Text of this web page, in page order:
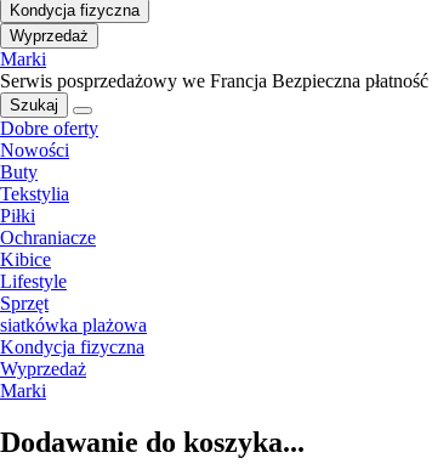
Kondycja fizyczna
Wyprzedaż
Marki
Serwis posprzedażowy we Francja Bezpieczna płatność
Szukaj
Dobre oferty
Nowości
Buty
Tekstylia
Piłki
Ochraniacze
Kibice
Lifestyle
Sprzęt
siatkówka plażowa
Kondycja fizyczna
Wyprzedaż
Marki
Dodawanie do koszyka...